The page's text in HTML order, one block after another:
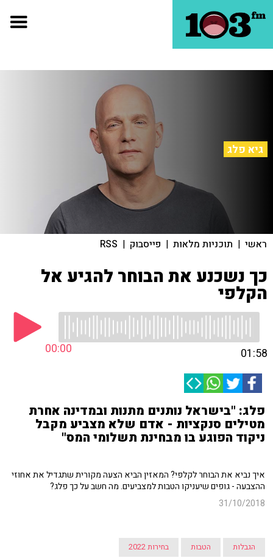
גיא פלג
ראשי | תוכניות מלאות | פייסבוק |
RSS
כך נשכנע את הבוחר להגיע אל
הקלפי
00:00 01:58
פלג: "בישראל נותנים מתנות ובמדינה אחרת
מטילים סנקציות - אדם שלא מצביע מקבל
ניקוד הפוגע בו מבחינת תשלומי המס"
איך נביא את הבוחר לקלפי? המאזין הביא הצעה מקורית שתגדיל את אחוזי
ההצבעה - גופים שיעניקו הטבות למצביעים. מה חשב על כך פלג?
31/10/2018
הגבלות הטבות בחירות 2022